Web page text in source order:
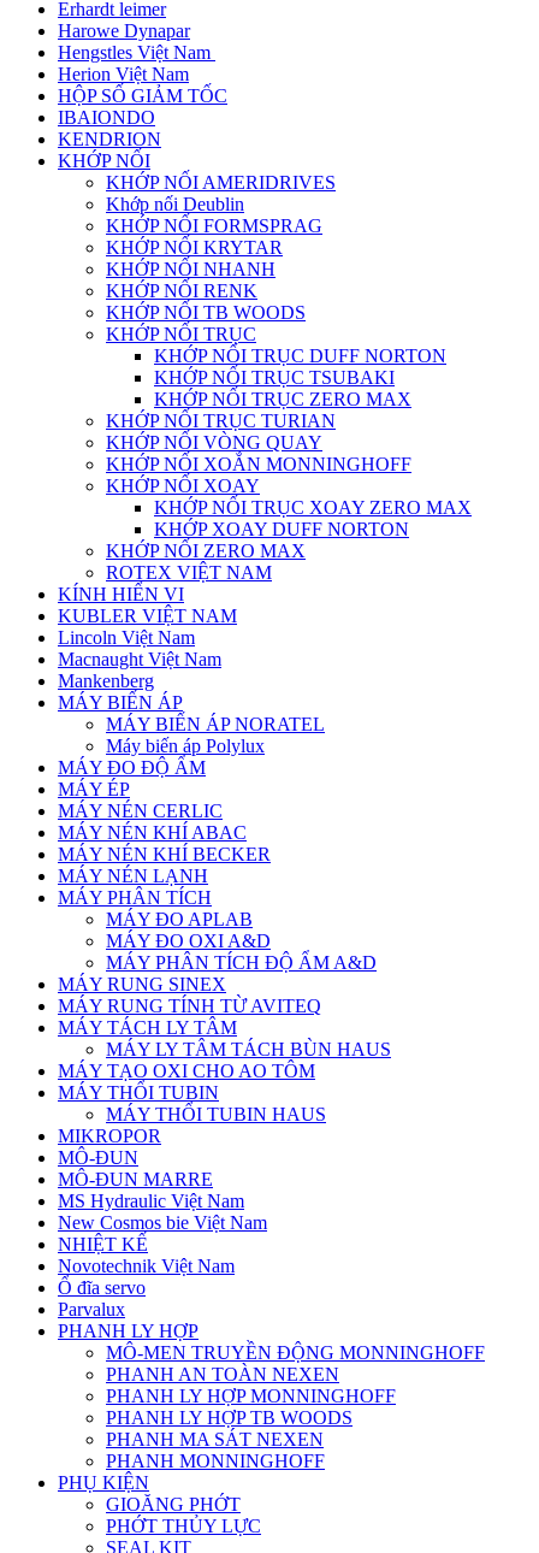
Erhardt leimer
Harowe Dynapar
Hengstles Việt Nam
Herion Việt Nam
HỘP SỐ GIẢM TỐC
IBAIONDO
KENDRION
KHỚP NỐI
KHỚP NỐI AMERIDRIVES
Khớp nối Deublin
KHỚP NỐI FORMSPRAG
KHỚP NỐI KRYTAR
KHỚP NỐI NHANH
KHỚP NỐI RENK
KHỚP NỐI TB WOODS
KHỚP NỐI TRỤC
KHỚP NỐI TRỤC DUFF NORTON
KHỚP NỐI TRỤC TSUBAKI
KHỚP NỐI TRỤC ZERO MAX
KHỚP NỐI TRỤC TURIAN
KHỚP NỐI VÒNG QUAY
KHỚP NỐI XOẮN MONNINGHOFF
KHỚP NỐI XOAY
KHỚP NỐI TRỤC XOAY ZERO MAX
KHỚP XOAY DUFF NORTON
KHỚP NỐI ZERO MAX
ROTEX VIỆT NAM
KÍNH HIỂN VI
KUBLER VIỆT NAM
Lincoln Việt Nam
Macnaught Việt Nam
Mankenberg
MÁY BIẾN ÁP
MÁY BIẾN ÁP NORATEL
Máy biến áp Polylux
MÁY ĐO ĐỘ ẨM
MÁY ÉP
MÁY NÉN CERLIC
MÁY NÉN KHÍ ABAC
MÁY NÉN KHÍ BECKER
MÁY NÉN LẠNH
MÁY PHÂN TÍCH
MÁY ĐO APLAB
MÁY ĐO OXI A&D
MÁY PHÂN TÍCH ĐỘ ẨM A&D
MÁY RUNG SINEX
MÁY RUNG TÍNH TỪ AVITEQ
MÁY TÁCH LY TÂM
MÁY LY TÂM TÁCH BÙN HAUS
MÁY TẠO OXI CHO AO TÔM
MÁY THỔI TUBIN
MÁY THỔI TUBIN HAUS
MIKROPOR
MÔ-ĐUN
MÔ-ĐUN MARRE
MS Hydraulic Việt Nam
New Cosmos bie Việt Nam
NHIỆT KẾ
Novotechnik Việt Nam
Ổ đĩa servo
Parvalux
PHANH LY HỢP
MÔ-MEN TRUYỀN ĐỘNG MONNINGHOFF
PHANH AN TOÀN NEXEN
PHANH LY HỢP MONNINGHOFF
PHANH LY HỢP TB WOODS
PHANH MA SÁT NEXEN
PHANH MONNINGHOFF
PHỤ KIỆN
GIOĂNG PHỚT
PHỚT THỦY LỰC
SEAL KIT